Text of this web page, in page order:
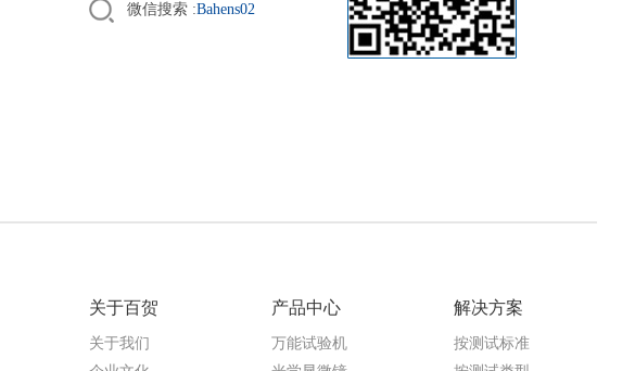
微信搜索 :Bahens02
关于百贺
关于我们
产品中心
万能试验机
解决方案
按测试标准